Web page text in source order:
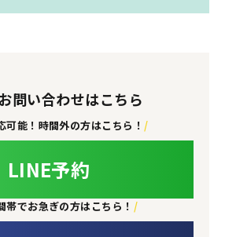
問い合わせはこちら
可能！時間外の方はこちら！ /
LINE予約
帯でお急ぎの方はこちら！ /